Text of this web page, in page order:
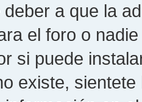
a que la
el foro o
si puede
existe,